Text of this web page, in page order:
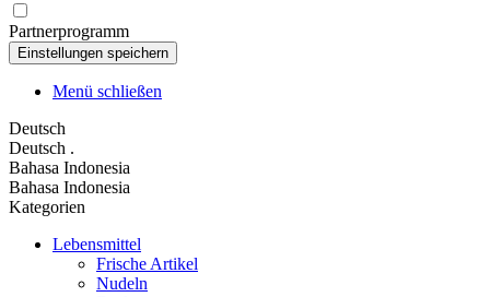
Partnerprogramm
Menü schließen
Deutsch
Deutsch .
Bahasa Indonesia
Bahasa Indonesia
Kategorien
Lebensmittel
Frische Artikel
Nudeln